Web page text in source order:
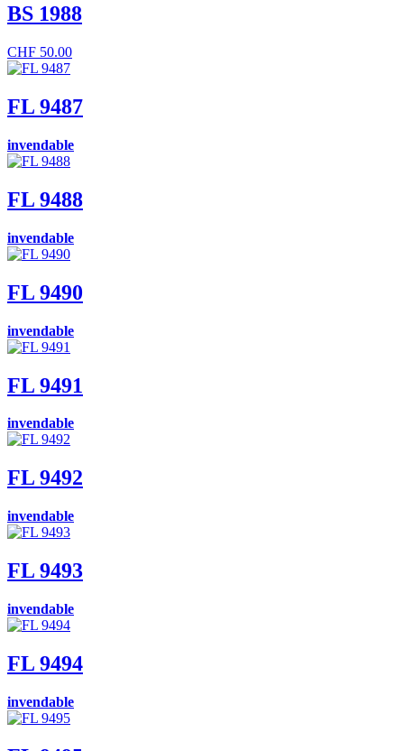
BS 1988
CHF 50.00
FL 9487
invendable
FL 9488
invendable
FL 9490
invendable
FL 9491
invendable
FL 9492
invendable
FL 9493
invendable
FL 9494
invendable